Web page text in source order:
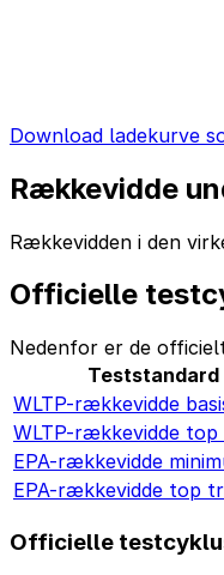
Download ladekurve
Rækkevidde
Rækkevidden i den
Officielle
Nedenfor er de
Teststandard
WLTP-rækkevidde
WLTP-rækkevidde
EPA-rækkevidde
EPA-rækkevidde top
Officielle